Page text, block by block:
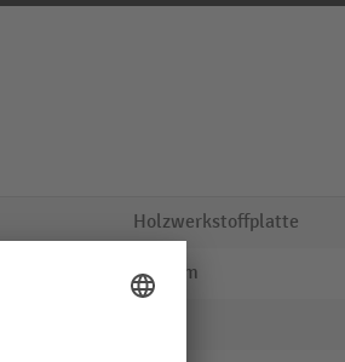
Holzwerkstoffplatte
800 mm